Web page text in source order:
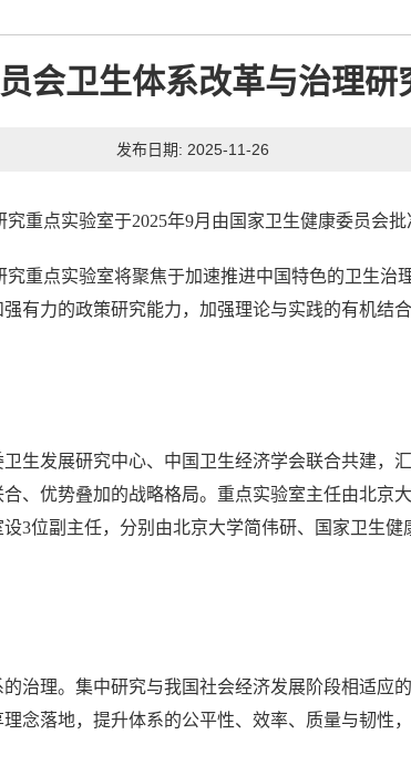
会卫生体系改革与治理研
发布日期: 2025-11-26
究重点实验室于2025年9月 由 国家卫生健康委员会批
究重点实验室将聚焦于加速推进中国特色的卫生治
有力的政策研究能力，加强理论与实践的有机结
生发展研究中心、中国卫生经济学会联合共建，
、优势叠加的战略格局。重点实验室主任由北京
设3位副主任，分别由北京大学简伟研、国家卫生
治理。集中研究与我国社会经济发展阶段相适应
念落地，提升体系的公平性、效率、质量与韧性